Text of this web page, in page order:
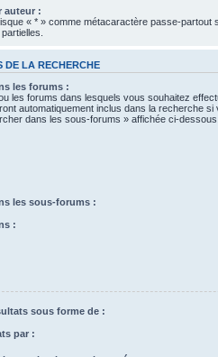
auteur :
« * » comme métacaractère passe-partout
DE LA RECHERCHE
les forums :
les forums dans lesquels vous souhaitez
automatiquement inclus dans la recherche si
dans les sous-forums » affichée ci-dessous.
les sous-forums :
:
sous forme de :
par :